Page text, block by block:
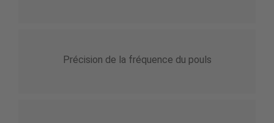
Précision de la fréquence du pouls